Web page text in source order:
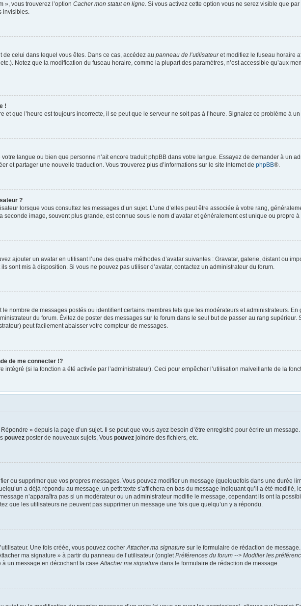
», vous trouverez l’option Cacher mon statut en ligne. Si vous activez cette option vous ne serez visible que
invisibles.
de celui dans lequel vous êtes. Dans ce cas, accédez au panneau de l’utilisateuret modifiez le fuseau horaire
Notez que la modification du fuseau horaire, comme la plupart des paramètres, n’est accessible qu’aux
!
et que l’heure est toujours incorrecte, il se peut que le serveur ne soit pas à l’heure. Signalez ce problème à
langue ou bien que personne n’ait encore traduit phpBB dans votre langue. Essayez de demander à un
et partager une nouvelle traduction. Vous trouverez plus d’informations sur le site Internet de phpBB®.
?
lorsque vous consultez les messages d’un sujet. L’une d’elles peut être associée à votre rang,
image, souvent plus grande, est connue sous le nom d’avatar et généralement est unique ou propre
ajouter un avatar en utilisant l’une des quatre méthodes d’avatar suivantes : Gravatar, galerie, distant ou
sont mis à disposition. Si vous ne pouvez pas utiliser d’avatar, contactez un administrateur du forum.
nombre de messages postés ou identifient certains membres tels que les modérateurs et administrateurs.
du forum. Évitez de poster des messages sur le forum dans le seul but de passer au rang supérieur.
peut facilement abaisser votre compteur de messages.
de me connecter !?
intégré (si la fonction a été activée par l’administrateur). Ceci pour empêcher l’utilisation malveillante de la
» depuis la page d’un sujet. Il se peut que vous ayez besoin d’être enregistré pour écrire un
pouvez poster de nouveaux sujets, Vous pouvez joindre des fichiers, etc.
ou supprimer que vos propres messages. Vous pouvez modifier un message (quelquefois dans une durée
a déjà répondu au message, un petit texte s’affichera en bas du message indiquant qu’il a été modifié,
n’apparaîtra pas si un modérateur ou un administrateur modifie le message, cependant ils ont la
que les utilisateurs ne peuvent pas supprimer un message une fois que quelqu’un y a répondu.
Une fois créée, vous pouvez cocherAttacher ma signature sur le formulaire de rédaction de
ma signature » à partir du panneau de l’utilisateur (ongletPréférences du forum --> Modifier les
à un message en décochant la caseAttacher ma signature dans le formulaire de rédaction de message.